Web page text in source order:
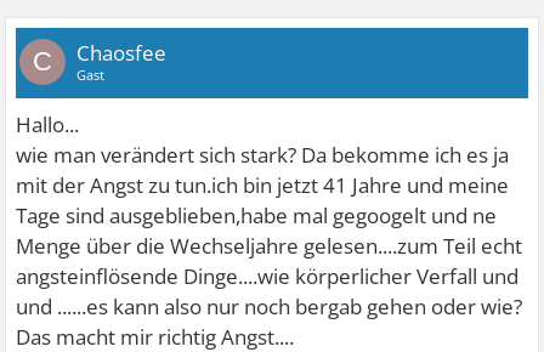
C Chaosfee
Gast
Hallo...
wie man verändert sich stark? Da bekomme ich es ja
mit der Angst zu tun.ich bin jetzt 41 Jahre und meine
Tage sind ausgeblieben,habe mal gegoogelt und ne
Menge über die Wechseljahre gelesen....zum Teil echt
angsteinflösende Dinge....wie körperlicher Verfall und
und ......es kann also nur noch bergab gehen oder wie?
Das macht mir richtig Angst....